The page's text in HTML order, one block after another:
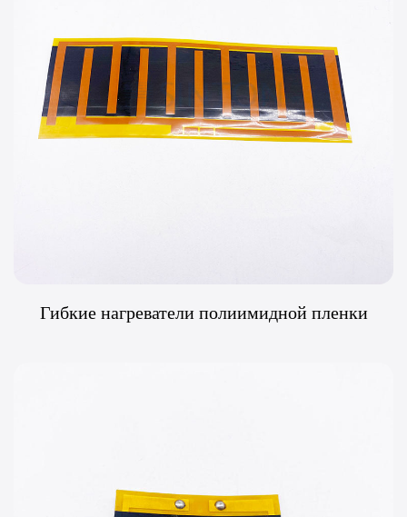
Гибкие нагреватели полиимидной пленки